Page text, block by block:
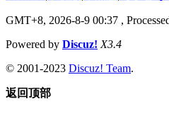
GMT+8, 2026-8-9 00:37 ,
Powered by Discuz! X3.4
© 2001-2023 Discuz! Team.
返回顶部